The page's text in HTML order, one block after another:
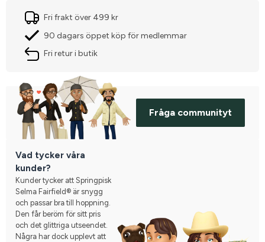
Fri frakt över 499 kr
90 dagars öppet köp för medlemmar
Fri retur i butik
Fråga communityt
Vad tycker våra
kunder?
Kunder tycker att Springpisk
Selma Fairfield® är snygg
och passar bra till hoppning.
Den får beröm för sitt pris
och det glittriga utseendet.
Några har dock upplevt att